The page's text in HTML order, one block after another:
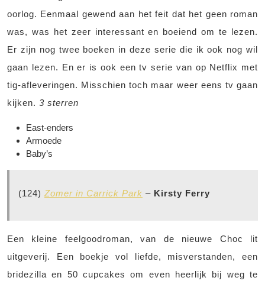
oorlog. Eenmaal gewend aan het feit dat het geen roman
was, was het zeer interessant en boeiend om te lezen.
Er zijn nog twee boeken in deze serie die ik ook nog wil
gaan lezen. En er is ook een tv serie van op Netflix met
tig-afleveringen. Misschien toch maar weer eens tv gaan
kijken. 3 sterren
East-enders
Armoede
Baby’s
(124) Zomer in Carrick Park – Kirsty Ferry
Een kleine feelgoodroman, van de nieuwe Choc lit
uitgeverij. Een boekje vol liefde, misverstanden, een
bridezilla en 50 cupcakes om even heerlijk bij weg te